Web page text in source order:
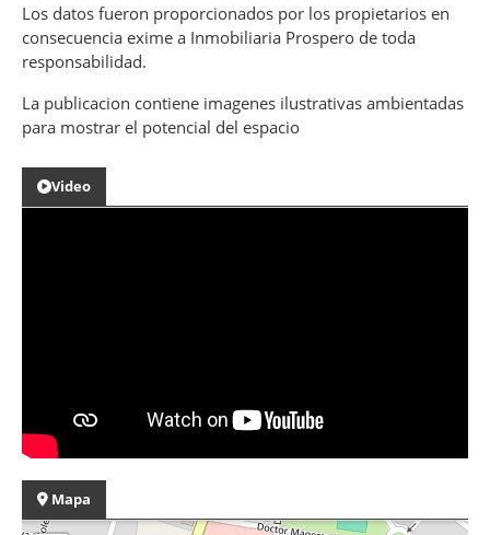
Los datos fueron proporcionados por los propietarios en
consecuencia exime a Inmobiliaria Prospero de toda
responsabilidad.
La publicacion contiene imagenes ilustrativas ambientadas
para mostrar el potencial del espacio
Video
Mapa